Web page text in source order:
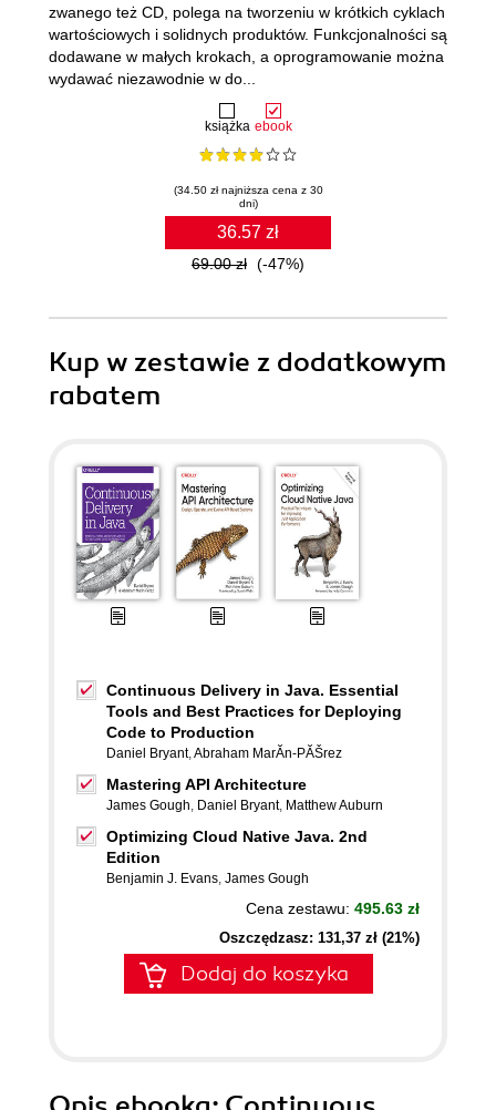
książka ebook
(34.50 zł najniższa cena z 30
dni)
36.57 zł
69.00 zł (-47%)
zwanego też CD, polega na tworzeniu w krótkich cyklach
wartościowych i solidnych produktów. Funkcjonalności są
dodawane w małych krokach, a oprogramowanie można
wydawać niezawodnie w do...
Kup w zestawie z dodatkowym
rabatem
Continuous Delivery in Java. Essential
Tools and Best Practices for Deploying
Code to Production
Daniel Bryant,Abraham MarĂ­n-PĂŠrez
Mastering API Architecture
James Gough, Daniel Bryant, Matthew Auburn
Optimizing Cloud Native Java. 2nd
Edition
Benjamin J. Evans, James Gough
Cena zestawu: 495.63 zł
Oszczędzasz: 131,37 zł (21%)
Dodaj do koszyka